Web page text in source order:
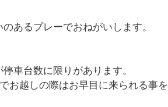
あるプレーでおねがいします。
車台数に限りがあります。
お越しの際はお早目に来られる事を